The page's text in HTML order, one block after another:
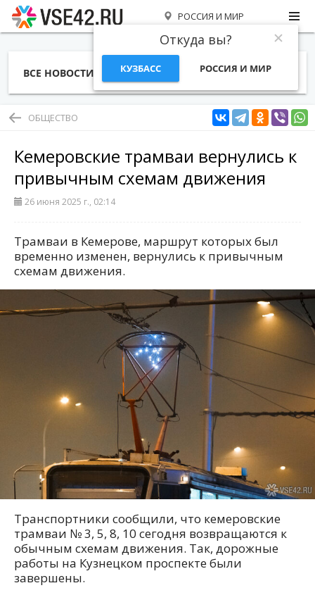
РОССИЯ И МИР
Откуда вы?
КУЗБАСС РОССИЯ И МИР
ВСЕ НОВОСТИ СТАТЬИ ТЕМЫ ФОТО
ОБЩЕСТВО
Кемеровские трамваи вернулись к
привычным схемам движения
26 июня 2025 г., 02:14
Трамваи в Кемерове, маршрут которых был
временно изменен, вернулись к привычным
схемам движения.
Транспортники сообщили, что кемеровские
трамваи № 3, 5, 8, 10 сегодня возвращаются к
обычным схемам движения. Так, дорожные
работы на Кузнецком проспекте были
завершены.